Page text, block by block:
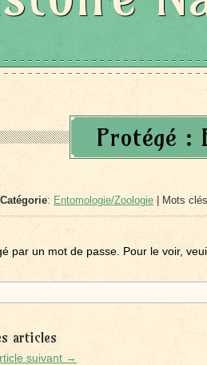
Protégé :
Catégorie: Entomologie/Zoologie | Mots
par un mot de passe. Pour le voir,
articles
suivant →